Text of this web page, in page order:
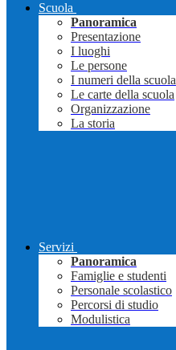
Scuola
Panoramica
Presentazione
I luoghi
Le persone
I numeri della scuola
Le carte della scuola
Organizzazione
La storia
Servizi
Panoramica
Famiglie e studenti
Personale scolastico
Percorsi di studio
Modulistica